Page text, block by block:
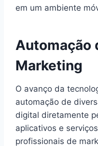
em um ambiente
Automação
Marketing
O avanço da
automação de
digital diretamente
aplicativos e
profissionais de